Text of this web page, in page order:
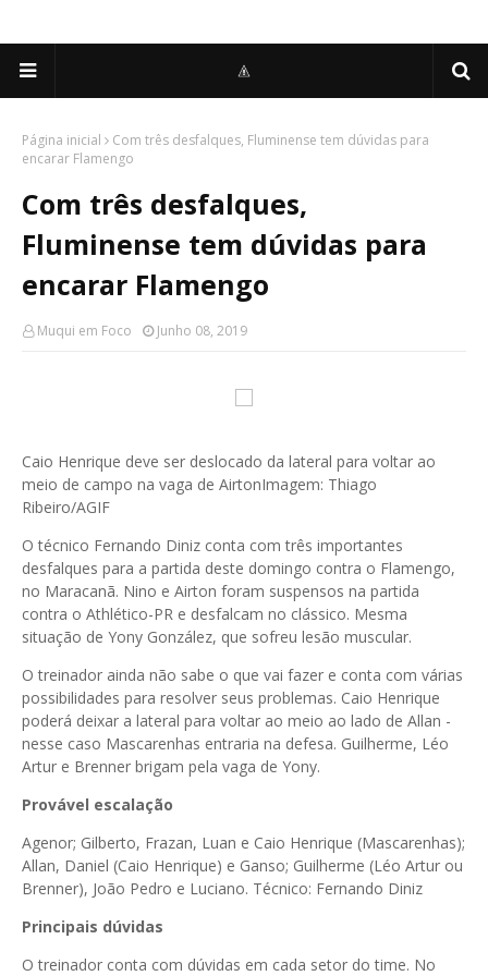
Página inicial
Com três desfalques, Fluminense tem dúvidas para
encarar Flamengo
Com três desfalques,
Fluminense tem dúvidas para
encarar Flamengo
Muqui em Foco Junho 08, 2019
Caio Henrique deve ser deslocado da lateral para voltar ao
meio de campo na vaga de AirtonImagem: Thiago
Ribeiro/AGIF
O técnico Fernando Diniz conta com três importantes
desfalques para a partida deste domingo contra o Flamengo,
no Maracanã. Nino e Airton foram suspensos na partida
contra o Athlético-PR e desfalcam no clássico. Mesma
situação de Yony González, que sofreu lesão muscular.
O treinador ainda não sabe o que vai fazer e conta com várias
possibilidades para resolver seus problemas. Caio Henrique
poderá deixar a lateral para voltar ao meio ao lado de Allan -
nesse caso Mascarenhas entraria na defesa. Guilherme, Léo
Artur e Brenner brigam pela vaga de Yony.
Provável escalação
Agenor; Gilberto, Frazan, Luan e Caio Henrique (Mascarenhas);
Allan, Daniel (Caio Henrique) e Ganso; Guilherme (Léo Artur ou
Brenner), João Pedro e Luciano. Técnico: Fernando Diniz
Principais dúvidas
O treinador conta com dúvidas em cada setor do time. No